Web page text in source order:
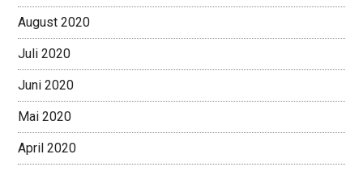
August 2020
Juli 2020
Juni 2020
Mai 2020
April 2020